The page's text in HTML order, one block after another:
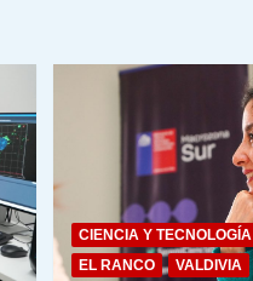
CIENCIA Y TECNOLOGÍA
EL RANCO
VALDIVIA